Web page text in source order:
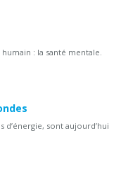
: la santé mentale.
sont aujourd’hui